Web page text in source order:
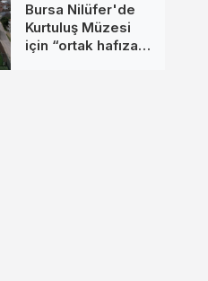
Ulaştı
Bursa Nilüfer'de
Kurtuluş Müzesi
için “ortak hafıza”